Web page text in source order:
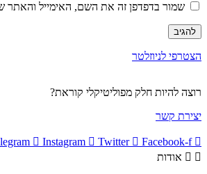
שמור בדפדפן זה את השם, האימייל והאתר
הצטרפי לניוזלטר
רוצה להיות חלק מפוליטיקלי קוראת?
יצירת קשר
Instagram Twitter
Facebook-f
אודות